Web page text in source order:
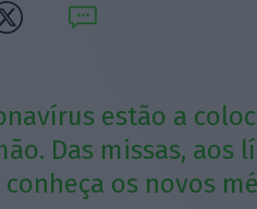
estão a
Das missas, aos
os novos